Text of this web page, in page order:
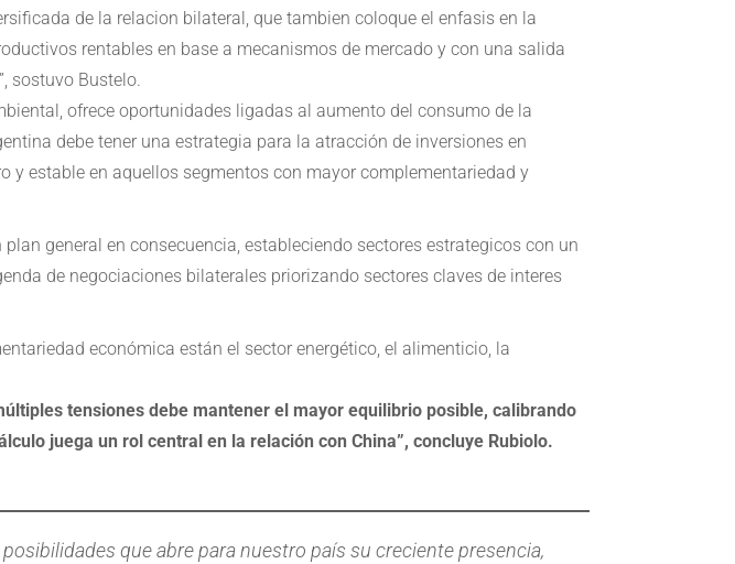
de la relacion bilateral, que tambien coloque el enfasis en la
rentables en base a mecanismos de mercado y con una salida
sostuvo Bustelo.
ofrece oportunidades ligadas al aumento del consumo de la
debe tener una estrategia para la atracción de inversiones en
y estable en aquellos segmentos con mayor complementariedad y
general en consecuencia, estableciendo sectores estrategicos con un
de negociaciones bilaterales priorizando sectores claves de interes
económica están el sector energético, el alimenticio, la
tensiones debe mantener el mayor equilibrio posible, calibrando
juega un rol central en la relación con China”, concluye Rubiolo.
que abre para nuestro país su creciente presencia,